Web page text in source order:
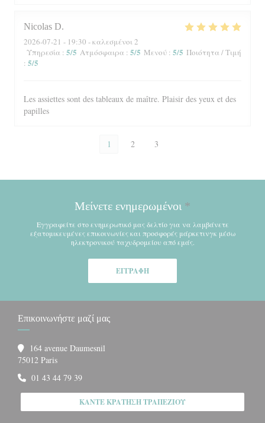
Nicolas D
2026-07-21 - 19:30 - καλεσμένοι 2
Υπηρεσία : 5/5 Ατμόσφαιρα : 5/5 Μενού : 5/5 Ποιότητα / Τιμή
: 5/5
Les assiettes sont des tableaux de maître. Plaisir des yeux et des
papilles
1 2 3
Μείνετε ενημερωμένοι *
Εγγραφείτε στο ενημερωτικό μας δελτίο για να λαμβάνετε
εξατομικευμένες επικοινωνίες και προσφορές μάρκετινγκ μέσω
ηλεκτρονικού ταχυδρομείου από εμάς.
ΕΓΓΡΑΦΉ
Επικοινωνήστε μαζί μας
164 avenue Daumesnil
75012 Paris((ανοίγει σε νέο παράθυρο))
01 43 44 79 39
ΚΆΝΤΕ ΚΡΆΤΗΣΗ ΤΡΑΠΕΖΙΟΎ